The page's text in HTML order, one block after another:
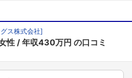
ス株式会社]
性 年収430万円 の口コミ